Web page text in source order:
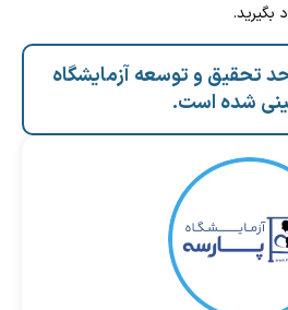
بگیرید.
تحقیق و توسعه آزمایشگاه
شده است.